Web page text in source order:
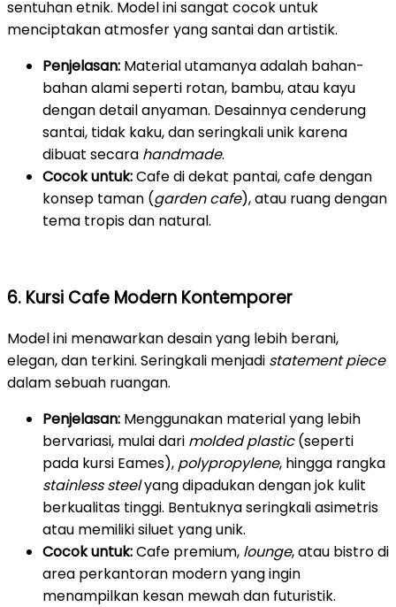
sentuhan etnik. Model ini sangat cocok untuk
menciptakan atmosfer yang santai dan artistik.
Penjelasan: Material utamanya adalah bahan-
bahan alami seperti rotan, bambu, atau kayu
dengan detail anyaman. Desainnya cenderung
santai, tidak kaku, dan seringkali unik karena
dibuat secara handmade.
Cocok untuk:Cafe di dekat pantai, cafe dengan
konsep taman (garden cafe), atau ruang dengan
tema tropis dan natural.
6. Kursi Cafe Modern Kontemporer
Model ini menawarkan desain yang lebih berani,
elegan, dan terkini. Seringkali menjadi statement piece
dalam sebuah ruangan.
Penjelasan: Menggunakan material yang lebih
bervariasi, mulai dari molded plastic(seperti
pada kursi Eames), polypropylene, hingga rangka
stainless steelyang dipadukan dengan jok kulit
berkualitas tinggi. Bentuknya seringkali asimetris
atau memiliki siluet yang unik.
Cocok untuk:Cafe premium, lounge, atau bistro di
area perkantoran modern yang ingin
menampilkan kesan mewah dan futuristik.